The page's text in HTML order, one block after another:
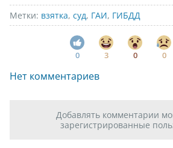
Метки: взятка, суд, ГАИ, ГИБДД
0 3 0 0
Нет комментариев
Добавлять комментарии
зарегистрированные